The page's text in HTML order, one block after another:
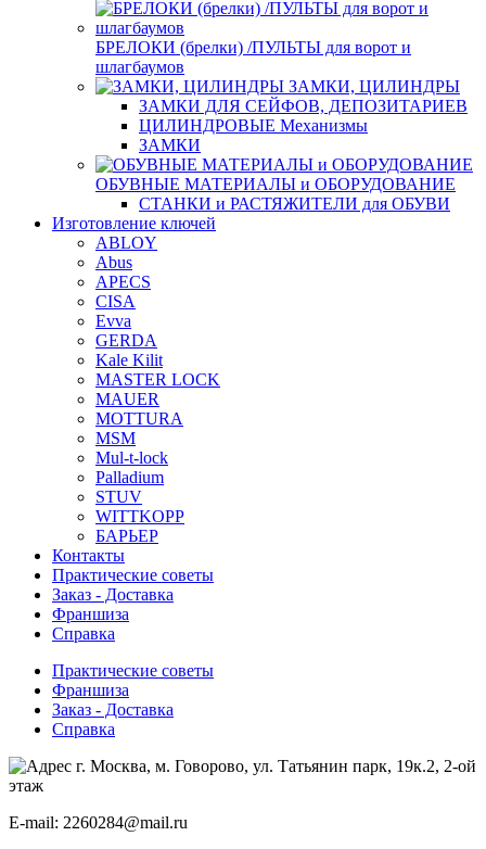
БРЕЛОКИ (брелки) /ПУЛЬТЫ для ворот и
шлагбаумов
ЗАМКИ, ЦИЛИНДРЫ
ЗАМКИ ДЛЯ СЕЙФОВ, ДЕПОЗИТАРИЕВ
ЦИЛИНДРОВЫЕ Механизмы
ЗАМКИ
ОБУВНЫЕ МАТЕРИАЛЫ и ОБОРУДОВАНИЕ
СТАНКИ и РАСТЯЖИТЕЛИ для ОБУВИ
Изготовление ключей
ABLOY
Abus
APECS
CISA
Evva
GERDA
Kale Kilit
MASTER LOCK
MAUER
MOTTURA
MSM
Mul-t-lock
Palladium
STUV
WITTKOPP
БАРЬЕР
Контакты
Практические советы
Заказ - Доставка
Франшиза
Справка
Практические советы
Франшиза
Заказ - Доставка
Справка
г. Москва, м. Говорово, ул. Татьянин парк, 19к.2, 2-ой
этаж
E-mail: 2260284@mail.ru